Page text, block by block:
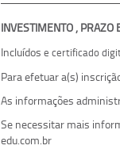
INVESTIMENTO , PRAZO
Incluídos e certificado
Para efetuar a(s)
As informações
Se necessitar mais
edu.com.br